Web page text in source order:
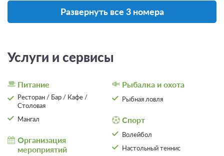
4 фото
Развернуть все 3 номера
Услуги и сервисы
Питание
Ресторан / Бар / Кафе /
Столовая
Мангал
Организация
мероприятий
Рыбалка и охота
Рыбная ловля
Спорт
Волейбол
Настольный теннис